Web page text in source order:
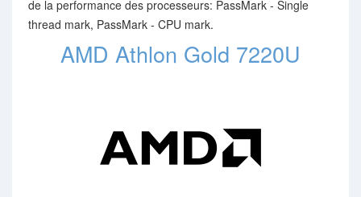
de la performance des processeurs: PassMark - Single
thread mark, PassMark - CPU mark.
AMD Athlon Gold 7220U